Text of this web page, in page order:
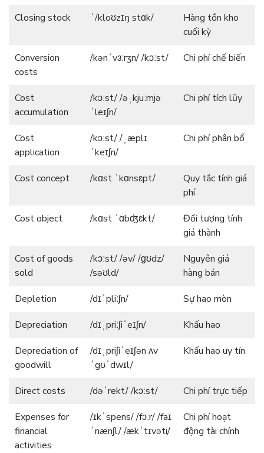
Closing stock
ˈ/kloʊzɪŋ stɑk/
Hàng tồn kho
cuối kỳ
Conversion
costs
/kənˈvɜːrʒn/ /kɔːst/ Chi phí chế biến
Cost
accumulation
/kɔːst/ /əˌkjuːmjə
ˈleɪʃn/
Chi phí tích lũy
Cost
application
/kɔːst/ /ˌæplɪ
ˈkeɪʃn/
Chi phí phân bổ
Cost concept /kɑst ˈkɑnsɛpt/
Quy tắc tính giá
phí
Cost object
/kɑst ˈɑbʤɛkt/
Đối tượng tính
giá thành
Cost of goods
sold
/kɔːst/ /əv/ /ɡʊdz/
/səʊld/
Nguyên giá
hàng bán
Depletion
/dɪˈpliːʃn/
Sự hao mòn
Depreciation
/dɪˌpriːʃiˈeɪʃn/
Khấu hao
Depreciation of
goodwill
/dɪˌpriʃiˈeɪʃən ʌv
ˈgʊˈdwɪl/
Khấu hao uy tín
Direct costs /dəˈrekt/ /kɔːst/
Chi phí trực tiếp
Expenses for
financial
activities
/ɪkˈspens/ /fɔːr/ /faɪ
ˈnænʃl/ /ækˈtɪvəti/
Chi phí hoạt
động tài chính